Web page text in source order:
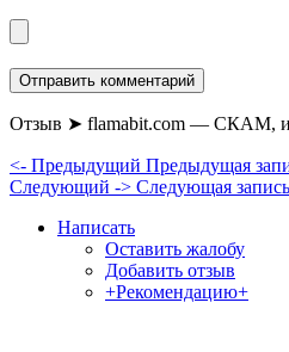
Отзыв ➤ flamabit.com — СКАМ, и
<- Предыдущий Предыдущая
Следующий -> Следующая
Написать
Оставить жалобу
Добавить отзыв
+Рекомендацию+